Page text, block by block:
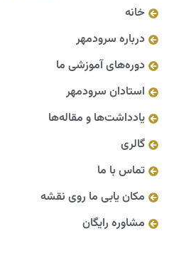
خانه
درباره سرودمهر
دوره‌های آموزشی ما
استادان سرودمهر
یادداشت‌ها و مقاله‌ها
گالری
تماس با ما
مکان یابی ما روی نقشه
مشاوره رایگان